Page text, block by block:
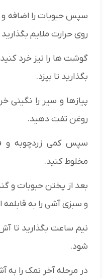
سپس حبوبات را اضافه و
روی حرارت ملایم بگذارید
گوشت ها را نیز خرد
بگذارید تا بپزد.
پیازها و سیر را نگینی
روغن تفت دهید.
سپس کمی زردچوبه و
مخلوط کنید.
بعد از پختن حبوبات و
و سبزی آشی را به قابلمه
نیم ساعت بگذارید تا
شود.
در مرحله آخر نمک را به